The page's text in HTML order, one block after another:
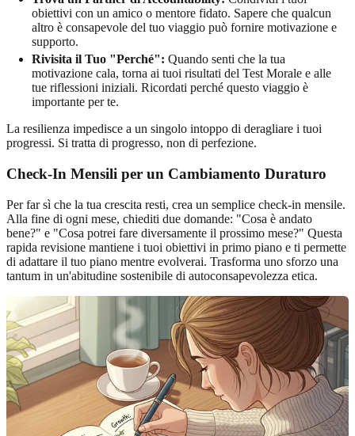
obiettivi con un amico o mentore fidato. Sapere che qualcun
altro è consapevole del tuo viaggio può fornire motivazione e
supporto.
Rivisita il Tuo "Perché": Quando senti che la tua
motivazione cala, torna ai tuoi risultati del Test Morale e alle
tue riflessioni iniziali. Ricordati perché questo viaggio è
importante per te.
La resilienza impedisce a un singolo intoppo di deragliare i tuoi
progressi. Si tratta di progresso, non di perfezione.
Check-In Mensili per un Cambiamento Duraturo
Per far sì che la tua crescita resti, crea un semplice check-in mensile.
Alla fine di ogni mese, chiediti due domande: "Cosa è andato
bene?" e "Cosa potrei fare diversamente il prossimo mese?" Questa
rapida revisione mantiene i tuoi obiettivi in primo piano e ti permette
di adattare il tuo piano mentre evolverai. Trasforma uno sforzo una
tantum in un'abitudine sostenibile di autoconsapevolezza etica.